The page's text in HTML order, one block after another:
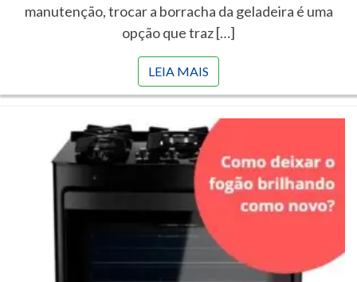
manutenção, trocar a borracha da geladeira é uma
opção que traz […]
LEIA MAIS